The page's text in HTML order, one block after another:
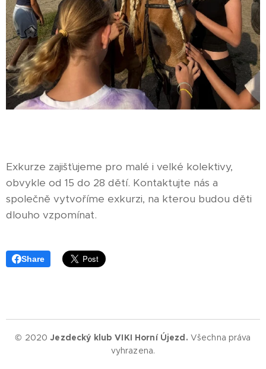
Exkurze zajišťujeme pro malé i velké kolektivy,
obvykle od 15 do 28 dětí. Kontaktujte nás a
společně vytvoříme exkurzi, na kterou budou děti
dlouho vzpomínat.
Share
© 2020Jezdecký klub VIKI Horní Újezd. Všechna práva
vyhrazena.